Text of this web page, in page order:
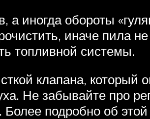
иногда обороты
иначе пила
топливной системы.
клапана, который
Не забывайте про
Более подробно об